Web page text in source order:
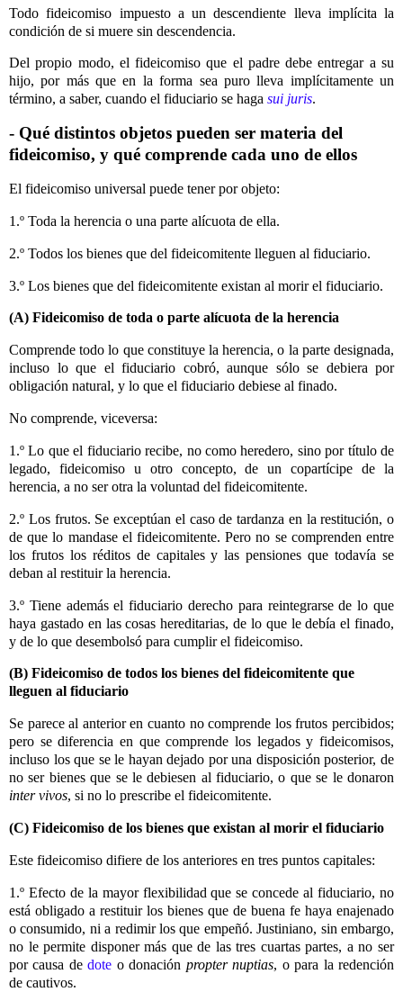
Todo fideicomiso impuesto a un descendiente lleva implícita la
condición de si muere sin descendencia.
Del propio modo, el fideicomiso que el padre debe entregar a su
hijo, por más que en la forma sea puro lleva implícitamente un
término, a saber, cuando el fiduciario se haga sui juris.
- Qué distintos objetos pueden ser materia del
fideicomiso, y qué comprende cada uno de ellos
El fideicomiso universal puede tener por objeto:
1.º Toda la herencia o una parte alícuota de ella.
2.º Todos los bienes que del fideicomitente lleguen al fiduciario.
3.º Los bienes que del fideicomitente existan al morir el fiduciario.
(A) Fideicomiso de toda o parte alícuota de la herencia
Comprende todo lo que constituye la herencia, o la parte designada,
incluso lo que el fiduciario cobró, aunque sólo se debiera por
obligación natural, y lo que el fiduciario debiese al finado.
No comprende, viceversa:
1.º Lo que el fiduciario recibe, no como heredero, sino por título de
legado, fideicomiso u otro concepto, de un copartícipe de la
herencia, a no ser otra la voluntad del fideicomitente.
2.º Los frutos. Se exceptúan el caso de tardanza en la restitución, o
de que lo mandase el fideicomitente. Pero no se comprenden entre
los frutos los réditos de capitales y las pensiones que todavía se
deban al restituir la herencia.
3.º Tiene además el fiduciario derecho para reintegrarse de lo que
haya gastado en las cosas hereditarias, de lo que le debía el finado,
y de lo que desembolsó para cumplir el fideicomiso.
(B) Fideicomiso de todos los bienes del fideicomitente que
lleguen al fiduciario
Se parece al anterior en cuanto no comprende los frutos percibidos;
pero se diferencia en que comprende los legados y fideicomisos,
incluso los que se le hayan dejado por una disposición posterior, de
no ser bienes que se le debiesen al fiduciario, o que se le donaron
inter vivos, si no lo prescribe el fideicomitente.
(C) Fideicomiso de los bienes que existan al morir el fiduciario
Este fideicomiso difiere de los anteriores en tres puntos capitales:
1.º Efecto de la mayor flexibilidad que se concede al fiduciario, no
está obligado a restituir los bienes que de buena fe haya enajenado
o consumido, ni a redimir los que empeñó. Justiniano, sin embargo,
no le permite disponer más que de las tres cuartas partes, a no ser
por causa dedote o donación propter nuptias, o para la redención
de cautivos.